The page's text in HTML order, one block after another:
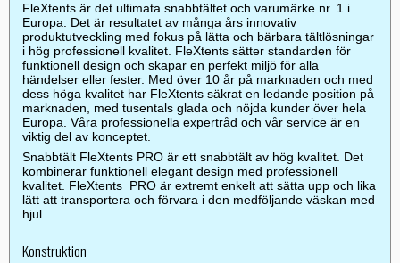
FleXtents är det ultimata snabbtältet och varumärke nr. 1 i
Europa. Det är resultatet av många års innovativ
produktutveckling med fokus på lätta och bärbara tältlösningar
i hög professionell kvalitet. FleXtents sätter standarden för
funktionell design och skapar en perfekt miljö för alla
händelser eller fester. Med över 10 år på marknaden och med
dess höga kvalitet har FleXtents säkrat en ledande position på
marknaden, med tusentals glada och nöjda kunder över hela
Europa. Våra professionella expertråd och vår service är en
viktig del av konceptet.
Snabbtält FleXtents PRO är ett snabbtält av hög kvalitet. Det
kombinerar funktionell elegant design med professionell
kvalitet. FleXtents PRO är extremt enkelt att sätta upp och lika
lätt att transportera och förvara i den medföljande väskan med
hjul.
Konstruktion